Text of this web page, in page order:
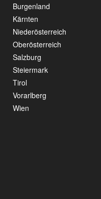
Burgenland
Kärnten
Niederösterreich
Oberösterreich
Salzburg
Steiermark
Tirol
Vorarlberg
Wien